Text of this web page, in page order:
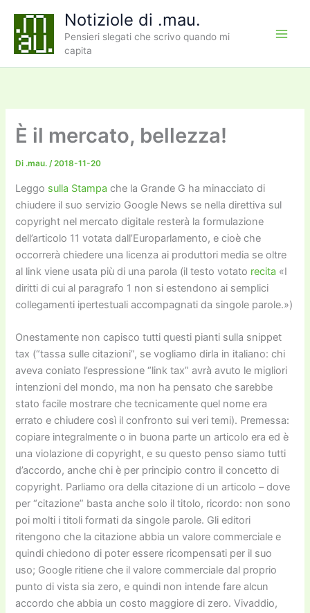
contenuto
Notiziole di .mau.
Pensieri slegati che scrivo quando mi
capita
È il mercato, bellezza!
Di .mau./2018-11-20
Leggo sulla Stampa che la Grande G ha minacciato di
chiudere il suo servizio Google News se nella direttiva sul
copyright nel mercato digitale resterà la formulazione
dell’articolo 11 votata dall’Europarlamento, e cioè che
occorrerà chiedere una licenza ai produttori media se oltre
al link viene usata più di una parola (il testo votato recita «I
diritti di cui al paragrafo 1 non si estendono ai semplici
collegamenti ipertestuali accompagnati da singole parole.»)
Onestamente non capisco tutti questi pianti sulla snippet
tax (“tassa sulle citazioni”, se vogliamo dirla in italiano: chi
aveva coniato l’espressione “link tax” avrà avuto le migliori
intenzioni del mondo, ma non ha pensato che sarebbe
stato facile mostrare che tecnicamente quel nome era
errato e chiudere così il confronto sui veri temi). Premessa:
copiare integralmente o in buona parte un articolo era ed è
una violazione di copyright, e su questo penso siamo tutti
d’accordo, anche chi è per principio contro il concetto di
copyright. Parliamo ora della citazione di un articolo – dove
per “citazione” basta anche solo il titolo, ricordo: non sono
poi molti i titoli formati da singole parole. Gli editori
ritengono che la citazione abbia un valore commerciale e
quindi chiedono di poter essere ricompensati per il suo
uso; Google ritiene che il valore commerciale dal proprio
punto di vista sia zero, e quindi non intende fare alcun
accordo che abbia un costo maggiore di zero. Vivaddio,